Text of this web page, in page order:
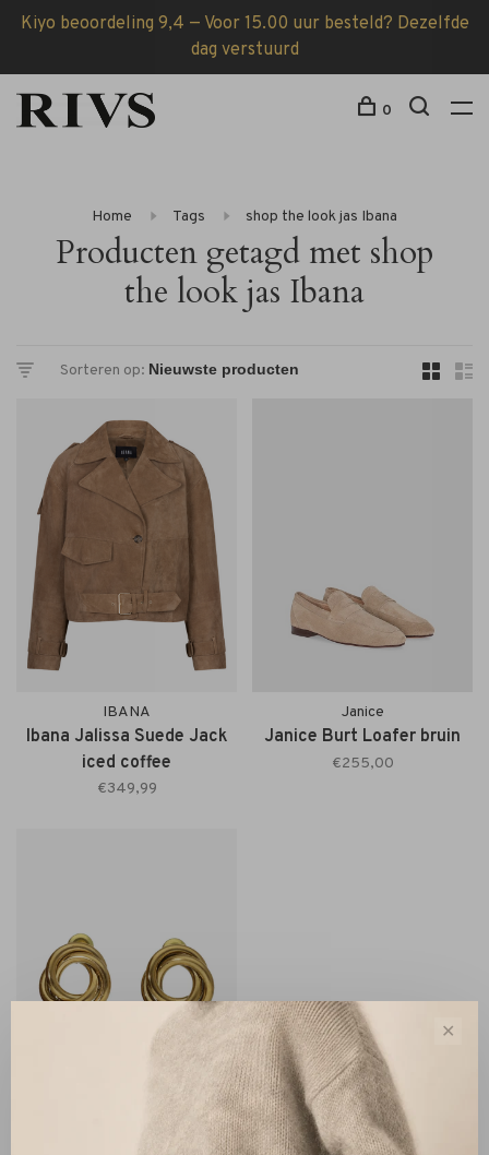
Kiyo beoordeling 9,4 — Voor 15.00 uur besteld? Dezelfde
dag verstuurd
0
Home Tags shop the look jas Ibana
Producten getagd met shop
the look jas Ibana
Sorteren op:
IBANA
Ibana Jalissa Suede Jack
iced coffee
€349,99
Janice
Janice Burt Loafer bruin
€255,00
✕